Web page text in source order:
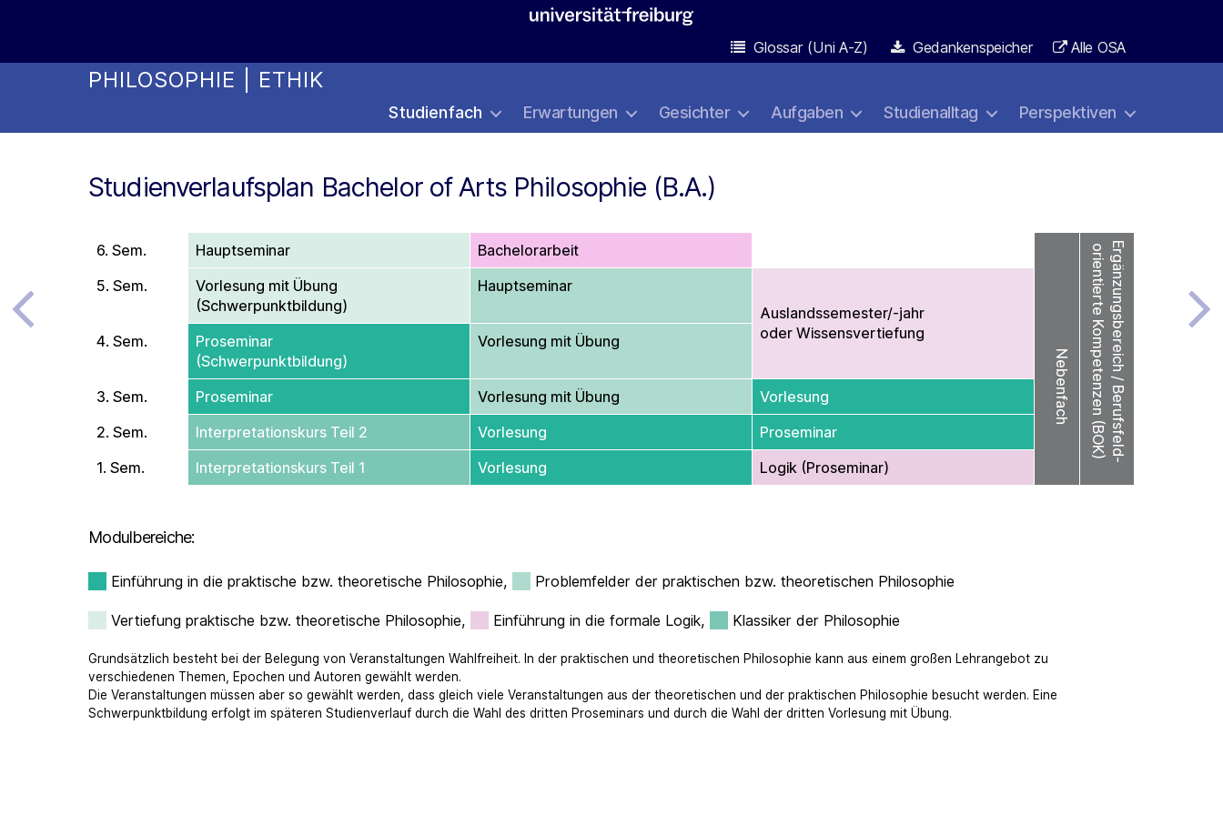
Glossar (Uni A-Z) Gedankenspeicher Alle OSA
PHILOSOPHIE | ETHIK
Studienfach Erwartungen Gesichter Aufgaben Studienalltag Perspektiven
Studienverlaufsplan Bachelor of Arts Philosophie (B.A.)
6. Sem. Hauptseminar Bachelorarbeit
Nebenfach Ergänzungsbereich / Berufsfeld-
orientierte Kompetenzen (BOK)
5. Sem.
Vorlesung mit Übung
(Schwerpunkt­­­­­bildung)
Hauptseminar
Auslands­semester/-jahr
oder Wissens­vertiefung
4. Sem.
Proseminar
(Schwerpunkt­bildung)
Vorlesung mit Übung
3. Sem. Proseminar Vorlesung mit Übung
Vorlesung
2. Sem.
Interpretations­­­kurs Teil 2 Vorlesung
Proseminar
1. Sem.
Interpretations­­­kurs Teil 1 Vorlesung Logik (Proseminar)
Modulbereiche:
Einführung in die praktische bzw. theoretische Philosophie, Problemfelder der praktischen bzw. theoretischen Philosophie
Vertiefung praktische bzw. theoretische Philosophie, Einführung in die formale Logik, Klassiker der Philosophie
Grundsätzlich besteht bei der Belegung von Veranstaltungen Wahlfreiheit. In der praktischen und theoretischen Philosophie kann aus einem großen Lehrangebot zu
verschiedenen Themen, Epochen und Autoren gewählt werden.
Die Veranstaltungen müssen aber so gewählt werden, dass gleich viele Veranstaltungen aus der theoretischen und der praktischen Philosophie besucht werden. Eine
Schwerpunktbildung erfolgt im späteren Studienverlauf durch die Wahl des dritten Proseminars und durch die Wahl der dritten Vorlesung mit Übung.